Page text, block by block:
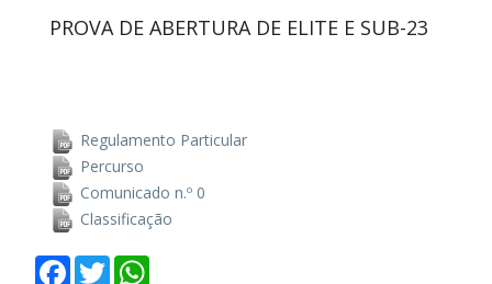
PROVA DE ABERTURA DE ELITE E SUB-23
Regulamento Particular
Percurso
Comunicado n.º 0
Classificação
Facebook
Twitter